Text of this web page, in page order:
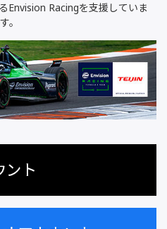
Envision Racingを支援していま
す。